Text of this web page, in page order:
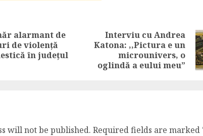
Previous
post:
alarmant de
de violență
în județul
Next
post:
Interviu cu Andrea
Katona: ,,Pictura e un
microunivers, o
oglindă a eului meu”
will not be published. Required fields are marked
Bucatar de ocazie